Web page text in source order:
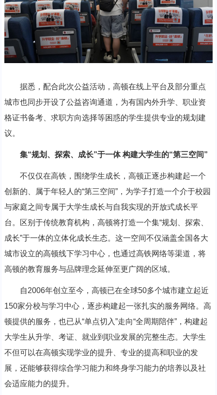
据悉，配合此次公益活动，高顿在线上平台及部分重点
城市也同步开设了公益咨询通道，为有国内外升学、职业资
格证书备考、求职方向选择等困惑的学生提供专业的规划建
议。
集“规划、探索、成长”于一体 构建大学生的“第三空间”
不仅仅在高铁，围绕学生成长，高顿正逐步构建起一个
创新的、属于年轻人的“第三空间”，为学子打造一个介于校园
与家庭之间专属于大学生成长与自我实现的开放式成长平
台。区别于传统教育机构，高顿将打造一个集“规划、探索、
成长”于一体的立体化成长生态。这一空间不仅涵盖全国各大
城市设立的高顿线下学习中心，也通过高铁网络等渠道，将
高顿的教育服务与品牌理念延伸至更广阔的区域。
自2006年创立至今，高顿已在全球50多个城市建立起近
150家分校与学习中心，逐步构建起一张扎实的服务网络。高
顿提供的服务，也已从“单点切入”走向“全周期陪伴”，构建起
大学生从升学、考证、就业到职业发展的完整生态。大学生
不但可以在高顿实现学业的提升、专业的提高和职业的发
展，还能够获得综合学习能力和终身学习能力的培养以及社
会适应能力的提升。